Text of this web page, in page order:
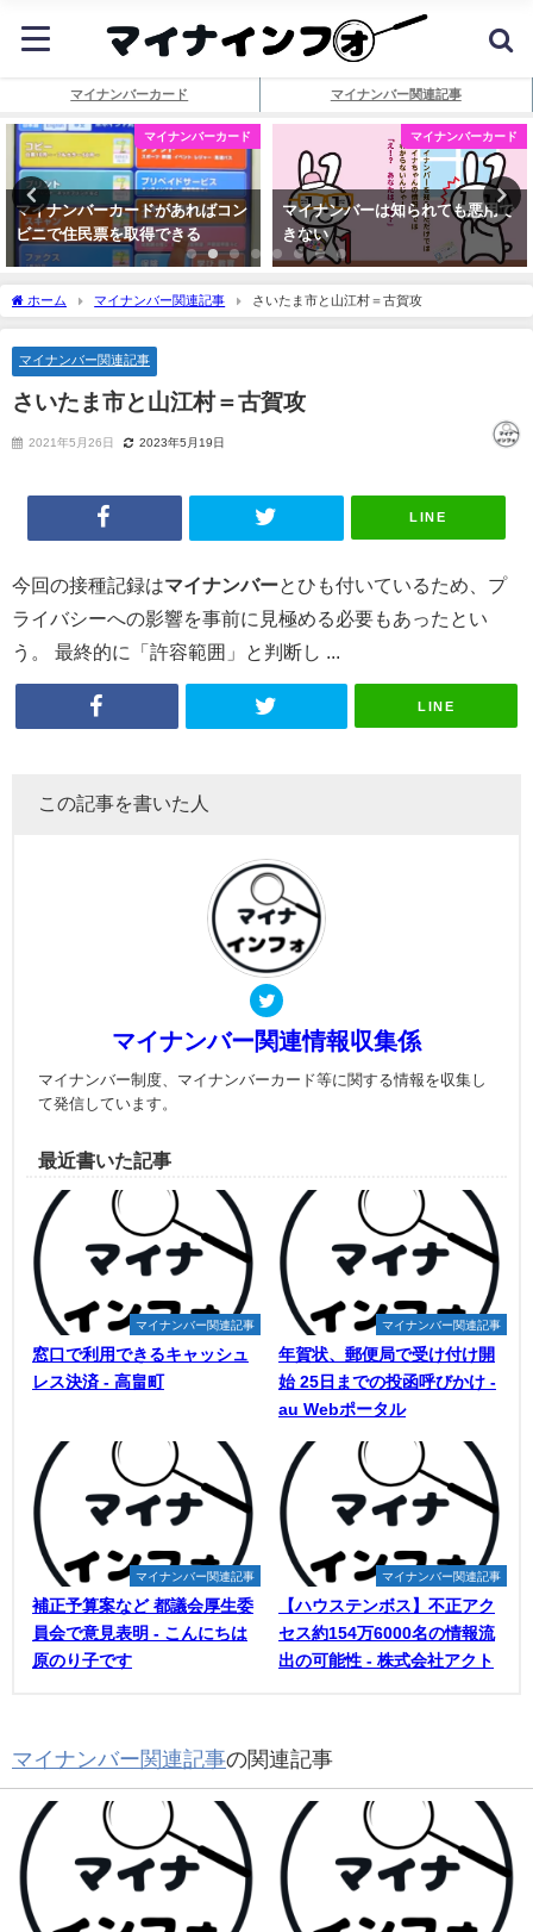
マイナンバーカード マイナンバー関連記事
マイナンバーカード
マイナンバーカードがあればコン
ビニで住民票を取得できる
マイナンバーカード
マイナンバーは知られても悪用で
きない
ホーム マイナンバー関連記事 さいたま市と山江村＝古賀攻
マイナンバー関連記事
さいたま市と山江村＝古賀攻
2021年5月26日 2023年5月19日
LINE
今回の接種記録はマイナンバーとひも付いているため、プ
ライバシーへの影響を事前に見極める必要もあったとい
う。 最終的に「許容範囲」と判断し ...
LINE
この記事を書いた人
マイナンバー関連情報収集係
マイナンバー制度、マイナンバーカード等に関する情報を収集し
て発信しています。
最近書いた記事
マイナンバー関連記事
窓口で利用できるキャッシュ
レス決済 - 高畠町
マイナンバー関連記事
年賀状、郵便局で受け付け開
始 25日までの投函呼びかけ -
au Webポータル
マイナンバー関連記事
補正予算案など 都議会厚生委
員会で意見表明 - こんにちは
原のり子です
マイナンバー関連記事
【ハウステンボス】不正アク
セス約154万6000名の情報流
出の可能性 - 株式会社アクト
マイナンバー関連記事の関連記事